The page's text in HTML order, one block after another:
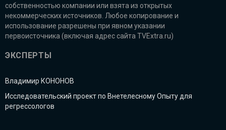
собственностью компании или взята из открытых
некоммерческих источников. Любое копирование и
использование разрешены при явном указании
первоисточника (включая адрес сайта TVExtra.ru)
ЭКСПЕРТЫ
Владимир КОНОНОВ
Исследовательский проект по Внетелесному Опыту для
регрессологов